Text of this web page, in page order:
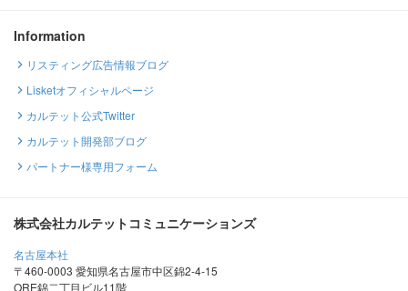
Information
リスティング広告情報ブログ
Lisketオフィシャルページ
カルテット公式Twitter
カルテット開発部ブログ
パートナー様専用フォーム
株式会社カルテットコミュニケーションズ
名古屋本社
〒460-0003 愛知県名古屋市中区錦2-4-15
ORE錦二丁目ビル11階